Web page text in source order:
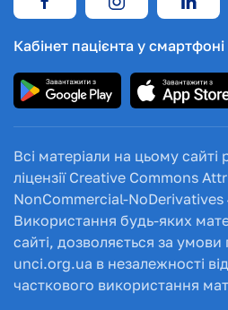
Кабінет пацієнта у смартфоні
Всі матеріали на цьому сайті
ліцензії Creative Commons
NonCommercial-
Використання будь-яких
сайті, дозволяється за
unci.org.ua в незалежності
часткового використання